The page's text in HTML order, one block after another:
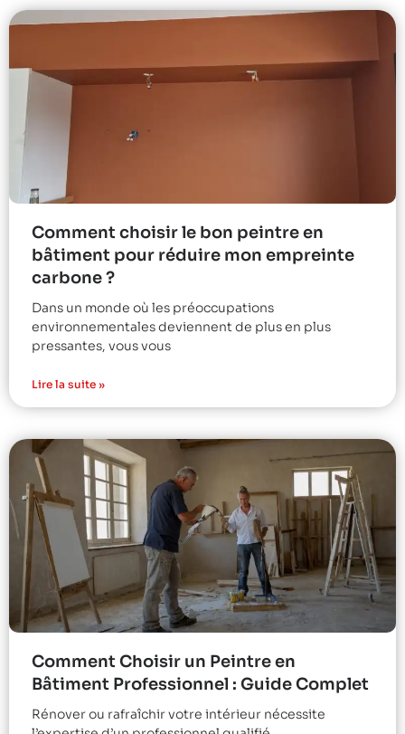
Comment choisir le bon peintre en
bâtiment pour réduire mon empreinte
carbone ?
Dans un monde où les préoccupations
environnementales deviennent de plus en plus
pressantes, vous vous
Lire la suite »
Comment Choisir un Peintre en
Bâtiment Professionnel : Guide Complet
Rénover ou rafraîchir votre intérieur nécessite